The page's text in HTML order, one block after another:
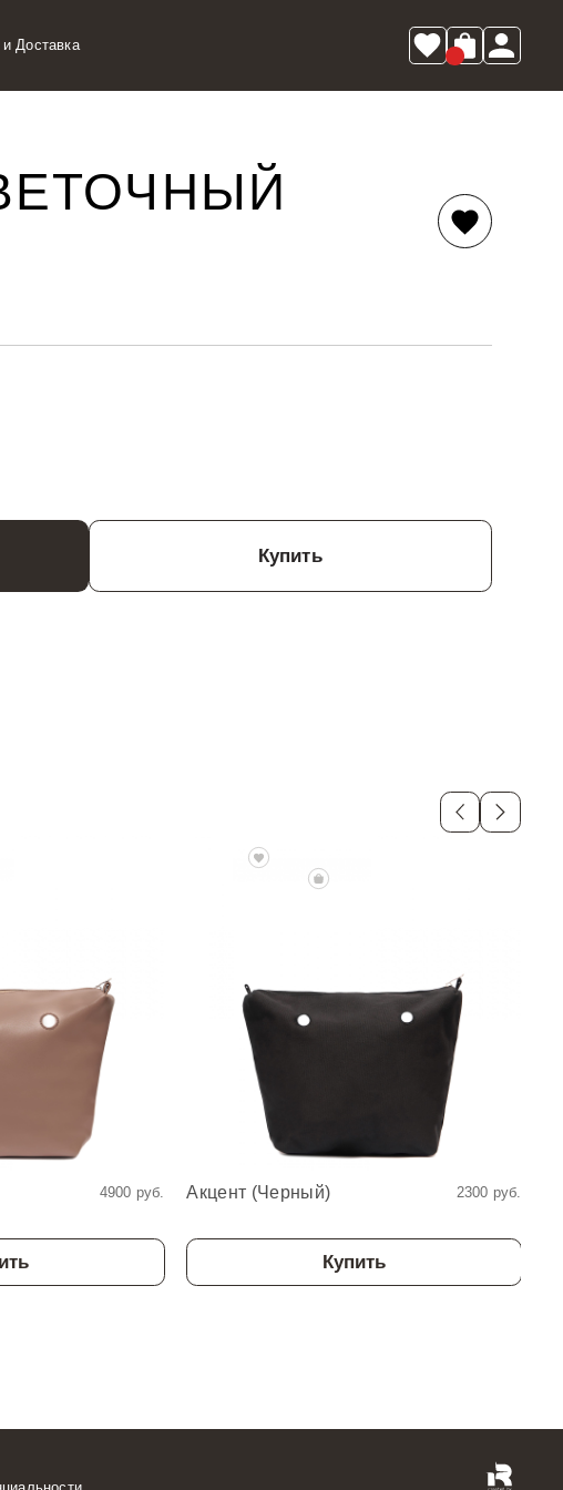
Доставка
Купить
4900 руб. Акцент (Черный) 2300 руб.
Купить